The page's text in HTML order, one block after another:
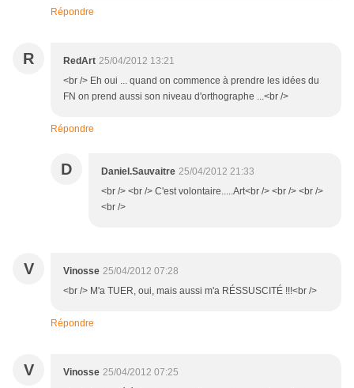
Répondre
R RedArt 25/04/2012 13:21
<br /> Eh oui ... quand on commence à prendre les idées du
FN on prend aussi son niveau d'orthographe ...<br />
Répondre
D Daniel.Sauvaitre 25/04/2012 21:33
<br /> <br /> C'est volontaire.....Art<br /> <br /> <br />
<br />
V Vinosse 25/04/2012 07:28
<br /> M'a TUER, oui, mais aussi m'a RÉSSUSCITÉ !!!<br />
Répondre
V Vinosse 25/04/2012 07:25